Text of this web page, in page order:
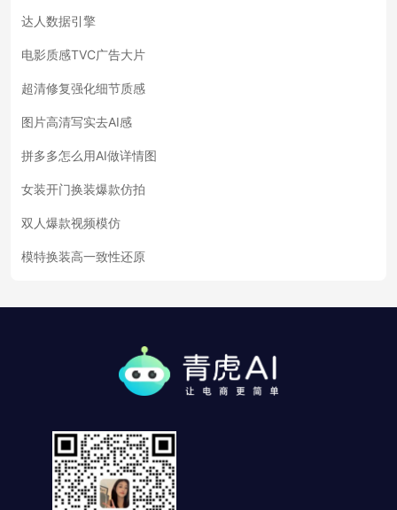
达人数据引擎
电影质感TVC广告大片
超清修复强化细节质感
图片高清写实去AI感
拼多多怎么用AI做详情图
女装开门换装爆款仿拍
双人爆款视频模仿
模特换装高一致性还原